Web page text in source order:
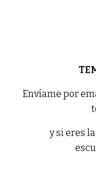
Envíame por
y si eres